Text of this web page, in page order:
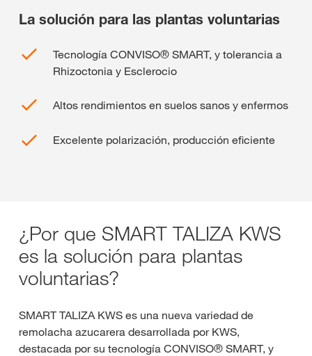
La solución para las plantas voluntarias
Tecnología CONVISO® SMART, y tolerancia a
Rhizoctonia y Esclerocio
Altos rendimientos en suelos sanos y enfermos
Excelente polarización, producción eficiente
¿Por que SMART TALIZA KWS
es la solución para plantas
voluntarias?
SMART TALIZA KWS es una nueva variedad de
remolacha azucarera desarrollada por KWS,
destacada por su tecnología CONVISO® SMART, y